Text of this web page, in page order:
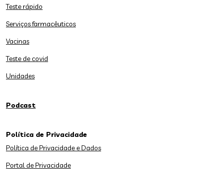
Teste rápido
Serviços farmacêuticos
Vacinas
Teste de covid
Unidades
Podcast
Política de Privacidade
Política de Privacidade e Dados
Portal de Privacidade